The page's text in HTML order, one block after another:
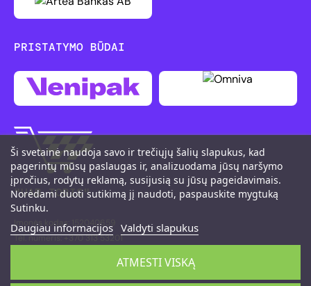
Ši svetainė naudoja savo ir trečiųjų šalių slapukus, kad
pagerintų mūsų paslaugas ir, analizuodama jūsų naršymo
įpročius, rodytų reklamą, susijusią su jūsų pageidavimais.
Norėdami duoti sutikimą jį naudoti, paspauskite mygtuką
Sutinku.
Daugiau informacijos Valdyti slapukus
ATMESTI VISKĄ
PRISTATYMO BŪDAI
"UAB TOBIS"
Įmonės kodas: 152040659
Tel. numeris: +370 313 53201